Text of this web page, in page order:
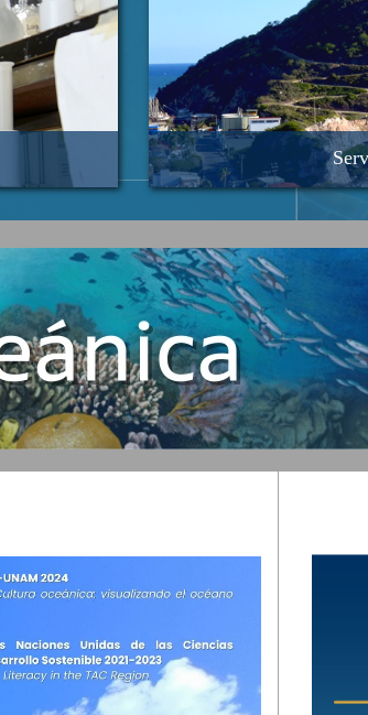
Análisis
Análisis de Tamaño
Monitoreo
Microscopía
Muestreo de sedimento